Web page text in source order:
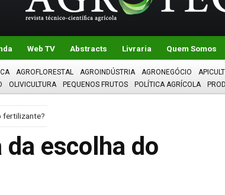
Web TV Abstracts Livraria Quem Somos
AGROFLORESTAL AGROINDÚSTRIA AGRONEGÓCIO
OLIVICULTURA PEQUENOS FRUTOS POLÍTICA AGRÍCOLA
fertilizante?
escolha do